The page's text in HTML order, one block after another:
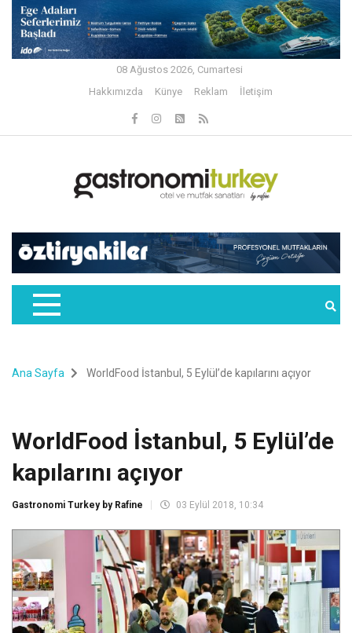
08 Ağustos 2026, Cumartesi
Hakkımızda
Künye Reklam İletişim
Ana Sayfa WorldFood İstanbul, 5 Eylül’de kapılarını açıyor
WorldFood İstanbul, 5 Eylül’de
kapılarını açıyor
Gastronomi Turkey by Rafine 03 Eylül 2018, 10:34